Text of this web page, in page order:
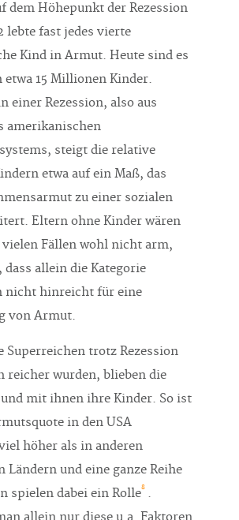
dem Höhepunkt der Rezession
lebte fast jedes vierte
Kind in Armut. Heute sind es
15 Millionen Kinder.
einer Rezession, also aus
amerikanischen
steigt die relative
etwa auf ein Maß, das
zu einer sozialen
Eltern ohne Kinder wären
Fällen wohl nicht arm,
dass allein die Kategorie
nicht hinreicht für eine
von Armut.
Superreichen trotz Rezession
reicher wurden, blieben die
mit ihnen ihre Kinder. So ist
in den USA
höher als in anderen
Ländern und eine ganze Reihe
spielen dabei ein Rolle8 .